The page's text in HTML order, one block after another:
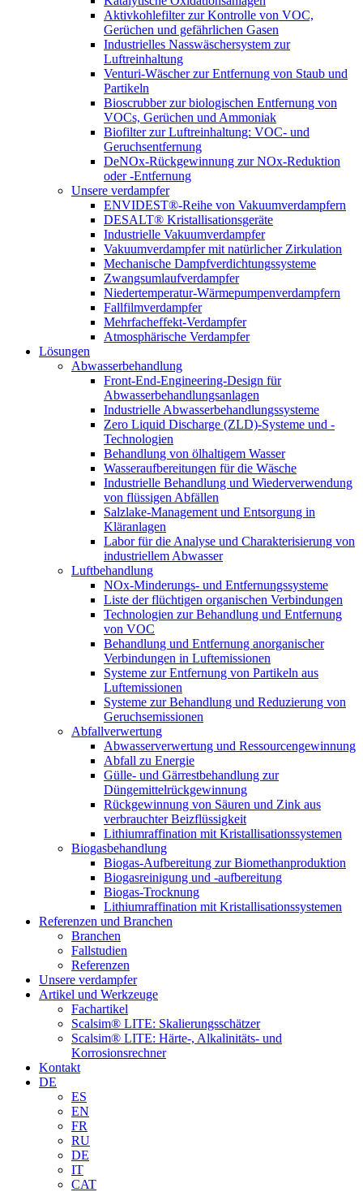
Aktivkohlefilter zur Kontrolle von VOC,
Gerüchen und gefährlichen Gasen
Industrielles Nasswäschersystem zur
Luftreinhaltung
Venturi-Wäscher zur Entfernung von Staub und
Partikeln
Bioscrubber zur biologischen Entfernung von
VOCs, Gerüchen und Ammoniak
Biofilter zur Luftreinhaltung: VOC- und
Geruchsentfernung
DeNOx-Rückgewinnung zur NOx-Reduktion
oder -Entfernung
Unsere verdampfer
ENVIDEST®-Reihe von Vakuumverdampfern
DESALT® Kristallisationsgeräte
Industrielle Vakuumverdampfer
Vakuumverdampfer mit natürlicher Zirkulation
Mechanische Dampfverdichtungssysteme
Zwangsumlaufverdampfer
Niedertemperatur-Wärmepumpenverdampfern
Fallfilmverdampfer
Mehrfacheffekt-Verdampfer
Atmosphärische Verdampfer
Lösungen
Abwasserbehandlung
Front-End-Engineering-Design für
Abwasserbehandlungsanlagen
Industrielle Abwasserbehandlungssysteme
Zero Liquid Discharge (ZLD)-Systeme und -
Technologien
Behandlung von ölhaltigem Wasser
Wasseraufbereitungen für die Wäsche
Industrielle Behandlung und Wiederverwendung
von flüssigen Abfällen
Salzlake-Management und Entsorgung in
Kläranlagen
Labor für die Analyse und Charakterisierung von
industriellem Abwasser
Luftbehandlung
NOx-Minderungs- und Entfernungssysteme
Liste der flüchtigen organischen Verbindungen
Technologien zur Behandlung und Entfernung
von VOC
Behandlung und Entfernung anorganischer
Verbindungen in Luftemissionen
Systeme zur Entfernung von Partikeln aus
Luftemissionen
Systeme zur Behandlung und Reduzierung von
Geruchsemissionen
Abfallverwertung
Abwasserverwertung und Ressourcengewinnung
Abfall zu Energie
Gülle- und Gärrestbehandlung zur
Düngemittelrückgewinnung
Rückgewinnung von Säuren und Zink aus
verbrauchter Beizflüssigkeit
Lithiumraffination mit Kristallisationssystemen
Biogasbehandlung
Biogas-Aufbereitung zur Biomethanproduktion
Biogasreinigung und -aufbereitung
Biogas-Trocknung
Lithiumraffination mit Kristallisationssystemen
Referenzen und Branchen
Branchen
Fallstudien
Referenzen
Unsere verdampfer
Artikel und Werkzeuge
Fachartikel
Scalsim® LITE: Skalierungsschätzer
Scalsim® LITE: Härte-, Alkalinitäts- und
Korrosionsrechner
Kontakt
DE
ES
EN
FR
RU
DE
IT
CAT